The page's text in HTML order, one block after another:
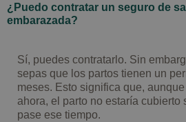
¿Puedo contratar un seguro de
embarazada?
Sí, puedes contratarlo. Sin
sepas que los partos tienen un
meses. Esto significa que,
ahora, el parto no estaría cubierto
pase ese tiempo.